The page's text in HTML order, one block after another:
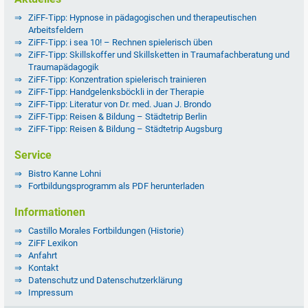
ZiFF-Tipp: Hypnose in pädagogischen und therapeutischen
Arbeitsfeldern
ZiFF-Tipp: i sea 10! – Rechnen spielerisch üben
ZiFF-Tipp: Skillskoffer und Skillsketten in Traumafachberatung und
Traumapädagogik
ZiFF-Tipp: Konzentration spielerisch trainieren
ZiFF-Tipp: Handgelenksböckli in der Therapie
ZiFF-Tipp: Literatur von Dr. med. Juan J. Brondo
ZiFF-Tipp: Reisen & Bildung – Städtetrip Berlin
ZiFF-Tipp: Reisen & Bildung – Städtetrip Augsburg
Service
Bistro Kanne Lohni
Fortbildungsprogramm als PDF herunterladen
Informationen
Castillo Morales Fortbildungen (Historie)
ZiFF Lexikon
Anfahrt
Kontakt
Datenschutz und Datenschutzerklärung
Impressum